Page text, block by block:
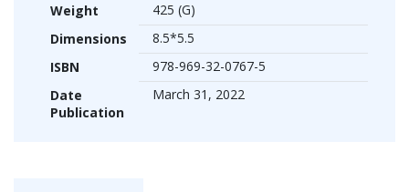
Weight
425 (G)
Dimensions
8.5*5.5
ISBN
978-969-32-0767-5
Date
Publication
March 31, 2022